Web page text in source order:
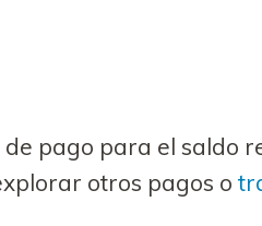
pago para el saldo
otros pagos o